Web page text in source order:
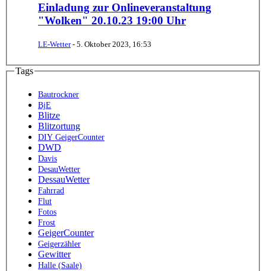
Einladung zur Onlineveranstaltung
"Wolken" 20.10.23 19:00 Uhr
LE-Wetter- 5. Oktober 2023, 16:53
Tags
Bautrockner
BjE
Blitze
Blitzortung
DIY GeigerCounter
DWD
Davis
DesauWetter
DessauWetter
Fahrrad
Flut
Fotos
Frost
GeigerCounter
Geigerzähler
Gewitter
Halle (Saale)